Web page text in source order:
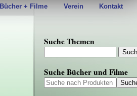
Bücher + Filme Verein Kontakt
Suche Themen
Suche Bücher und Filme